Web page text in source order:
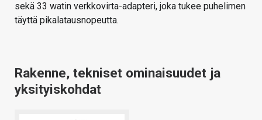
sekä 33 watin verkkovirta-adapteri, joka tukee puhelimen
täyttä pikalatausnopeutta.
Rakenne, tekniset ominaisuudet ja
yksityiskohdat